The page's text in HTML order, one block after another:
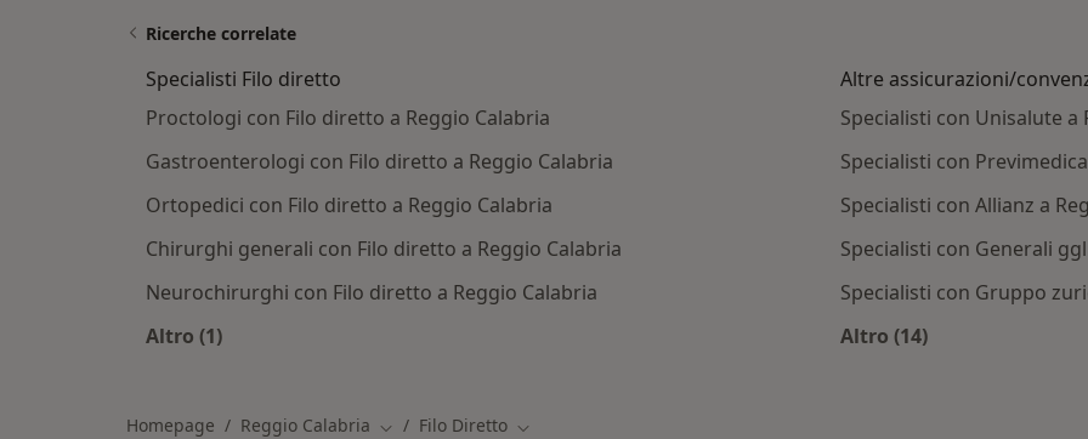
Ricerche correlate
Specialisti Filo diretto
Proctologi con Filo diretto a Reggio Calabria
Gastroenterologi con Filo diretto a Reggio Calabria
Ortopedici con Filo diretto a Reggio Calabria
Chirurghi generali con Filo diretto a Reggio Calabria
Neurochirurghi con Filo diretto a Reggio Calabria
Altro (1)
Altre assicurazioni/
Specialisti con Unisalute a
Specialisti con
Specialisti con Allianz a
Specialisti con Generali
Specialisti con Gruppo
Altro (14)
Homepage Reggio Calabria Cambia città
Filo Diretto Cambia città